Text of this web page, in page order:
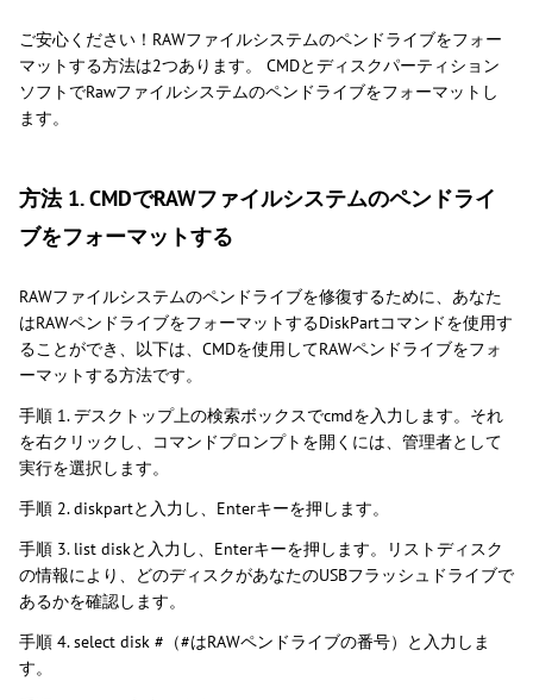
ご安心ください！RAWファイルシステムのペンドライブをフォー
マットする方法は2つあります。 CMDとディスクパーティション
ソフトでRawファイルシステムのペンドライブをフォーマットし
ます。
方法 1. CMDでRAWファイルシステムのペンドライ
ブをフォーマットする
RAWファイルシステムのペンドライブを修復するために、あなた
はRAWペンドライブをフォーマットするDiskPartコマンドを使用す
ることができ、以下は、CMDを使用してRAWペンドライブをフォ
ーマットする方法です。
手順 1. デスクトップ上の検索ボックスでcmdを入力します。それ
を右クリックし、コマンドプロンプトを開くには、管理者として
実行を選択します。
手順 2. diskpartと入力し、Enterキーを押します。
手順 3. list diskと入力し、Enterキーを押します。リストディスク
の情報により、どのディスクがあなたのUSBフラッシュドライブで
あるかを確認します。
手順 4. select disk #（#はRAWペンドライブの番号）と入力しま
す。